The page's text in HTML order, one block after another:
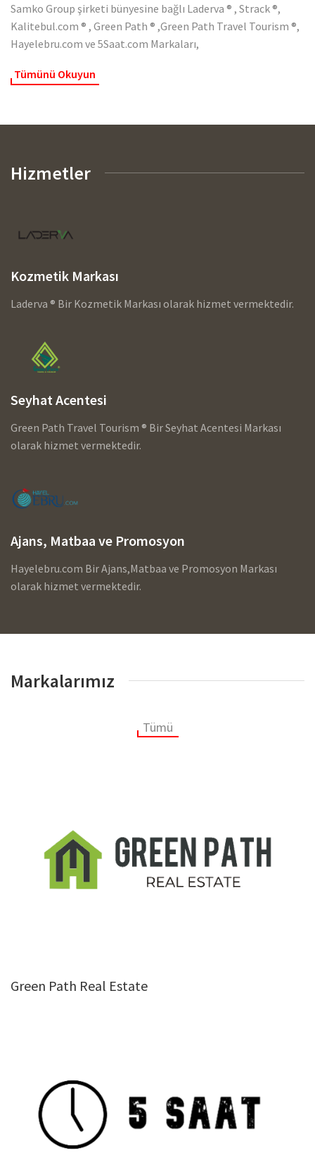
Samko Group şirketi bünyesine bağlı Laderva ® , Strack ®,
Kalitebul.com ® , Green Path ® ,Green Path Travel Tourism ®,
Hayelebru.com ve 5Saat.com Markaları,
Tümünü Okuyun
Hizmetler
Kozmetik Markası
Laderva ® Bir Kozmetik Markası olarak hizmet vermektedir.
Seyhat Acentesi
Green Path Travel Tourism ® Bir Seyhat Acentesi Markası
olarak hizmet vermektedir.
Ajans, Matbaa ve Promosyon
Hayelebru.com Bir Ajans,Matbaa ve Promosyon Markası
olarak hizmet vermektedir.
Markalarımız
Tümü
Green Path Real Estate